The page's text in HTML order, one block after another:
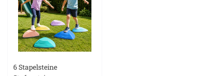
6 Stapelsteine